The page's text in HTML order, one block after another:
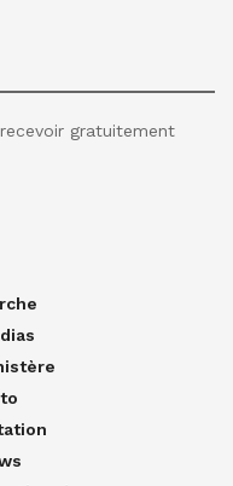
gratuitement